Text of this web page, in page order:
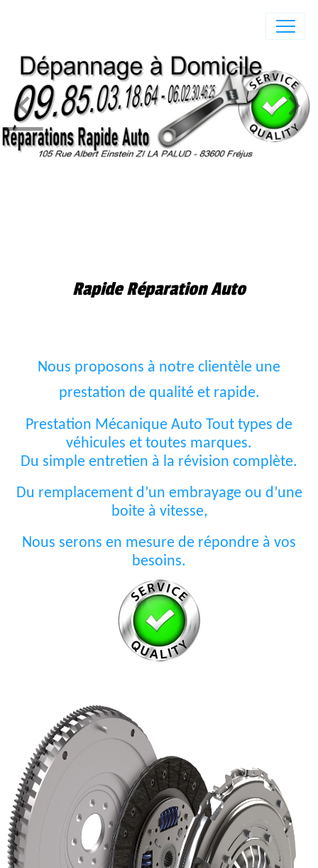
Rapide Réparation Auto
Nous proposons à notre clientèle une
prestation de qualité et rapide.
Prestation Mécanique Auto Tout types de
véhicules et toutes marques.
Du simple entretien à la révision complète.
Du remplacement d’un embrayage ou d’une
boite à vitesse,
Nous serons en mesure de répondre à vos
besoins.